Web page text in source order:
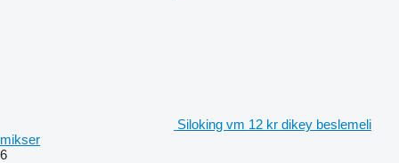
Siloking vm 12 kr dikey beslemeli
mikser
6